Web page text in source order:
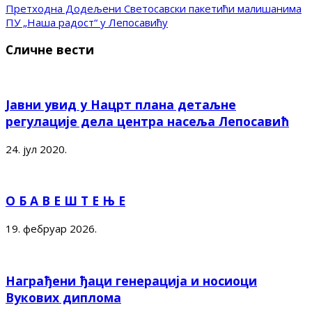
Претходна Додељени Светосавски пакетићи малишанима
ПУ „Наша радост“ у Лепосавићу
Сличне вести
Јавни увид у Нацрт плана детаљне
регулације дела центра насеља Лепосавић
24. јул 2020.
О Б А В Е Ш Т Е Њ Е
19. фебруар 2026.
Награђени ђаци генерација и носиоци
Вукових диплома